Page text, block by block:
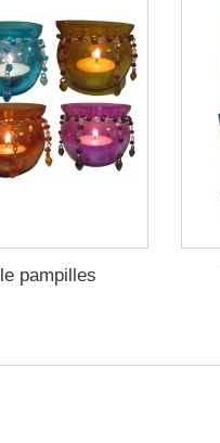
pampilles